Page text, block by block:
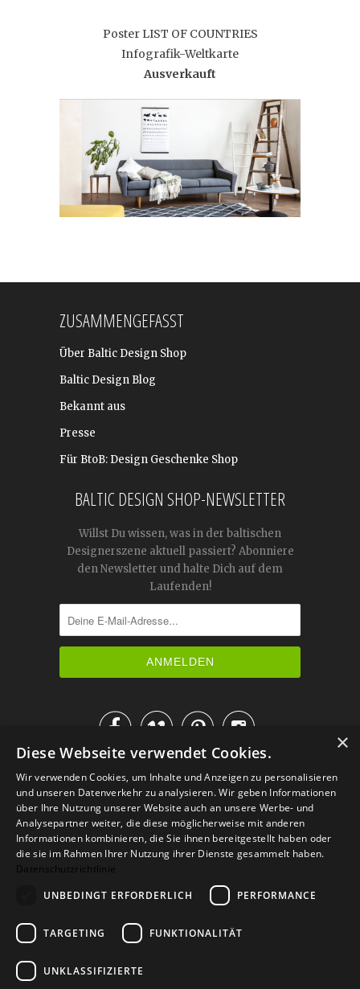
Poster LIST OF COUNTRIES
Infografik-Weltkarte
Ausverkauft
ZUSAMMENGEFASST
Über Baltic Design Shop
Baltic Design Blog
Bekannt aus
Presse
Für BtoB: Design Geschenke Shop
BALTIC DESIGN SHOP-NEWSLETTER
Willst Du wissen, was in der baltischen
Designerszene aktuell passiert? Abonniere
den Newsletter und halte Dich auf dem
Laufenden!

IM KATALOG BLÄTTERN
Versand Zahlarten
Retoure
Widerrufsformular
×
Diese Webseite verwendet Cookies.
Wir verwenden Cookies, um Inhalte und Anzeigen zu personalisieren
und unseren Datenverkehr zu analysieren. Wir geben Informationen
über Ihre Nutzung unserer Website auch an unsere Werbe- und
Analysepartner weiter, die diese möglicherweise mit anderen
Informationen kombinieren, die Sie ihnen bereitgestellt haben oder
die sie im Rahmen Ihrer Nutzung ihrer Dienste gesammelt haben.
Datenschutzrichtlinie
UNBEDINGT ERFORDERLICH
PERFORMANCE
TARGETING FUNKTIONALITÄT
UNKLASSIFIZIERTE